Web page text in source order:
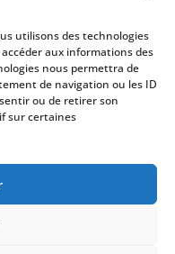
utilisons des technologies
aux informations des
nous permettra de
de navigation ou les ID
ou de retirer son
sur certaines